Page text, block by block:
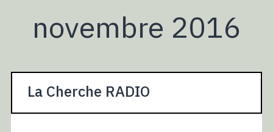
novembre 2016
La Cherche RADIO